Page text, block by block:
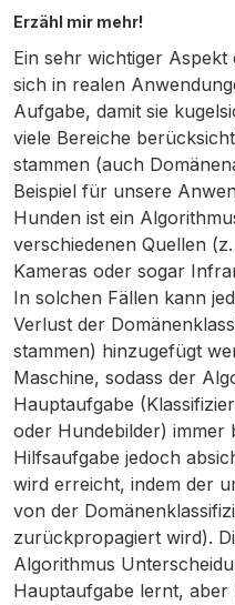
Erzähl mir mehr!
Ein sehr wichtiger
sich in realen
Aufgabe, damit sie
viele Bereiche
stammen (auch
Beispiel für unsere
Hunden ist ein
verschiedenen Quellen
Kameras oder sogar
In solchen Fällen kann
Verlust der
stammen) hinzugefügt
Maschine, sodass der
Hauptaufgabe
oder Hundebilder) immer
Hilfsaufgabe jedoch
wird erreicht, indem der
von der
zurückpropagiert wird).
Algorithmus
Hauptaufgabe lernt, aber